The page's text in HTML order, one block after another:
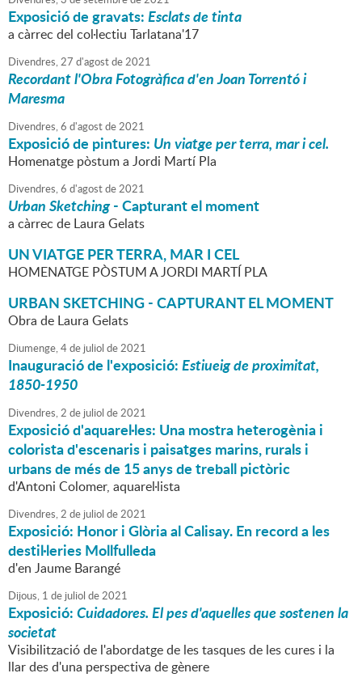
Exposició de gravats:Esclats de tinta
a càrrec del col·lectiu Tarlatana'17
Divendres,27 d'agostde2021
Recordant l'Obra Fotogràfica d'en Joan Torrentó i
Maresma
Divendres,6 d'agostde2021
Exposició de pintures: Un viatge per terra, mar i cel.
Homenatge pòstum a Jordi Martí Pla
Divendres,6 d'agostde2021
Urban Sketching- Capturant el moment
a càrrec de Laura Gelats
UN VIATGE PER TERRA, MAR I CEL
HOMENATGE PÒSTUM A JORDI MARTÍ PLA
URBAN SKETCHING - CAPTURANT EL MOMENT
Obra de Laura Gelats
Diumenge,4de juliol de2021
Inauguració de l'exposició:Estiueig de proximitat,
1850-1950
Divendres,2 de juliol de2021
Exposició d'aquarel·les: Una mostra heterogènia i
colorista d'escenaris i paisatges marins, rurals i
urbans de més de 15 anys de treball pictòric
d'Antoni Colomer, aquarel·lista
Divendres,2 de juliol de2021
Exposició: Honor i Glòria al Calisay. En record a les
destil·leries Mollfulleda
d'en Jaume Barangé
Dijous, 1 de juliol de2021
Exposició:Cuidadores. El pes d'aquelles que sostenen la
societat
Visibilització de l'abordatge de les tasques de les cures i la
llar des d'una perspectiva de gènere